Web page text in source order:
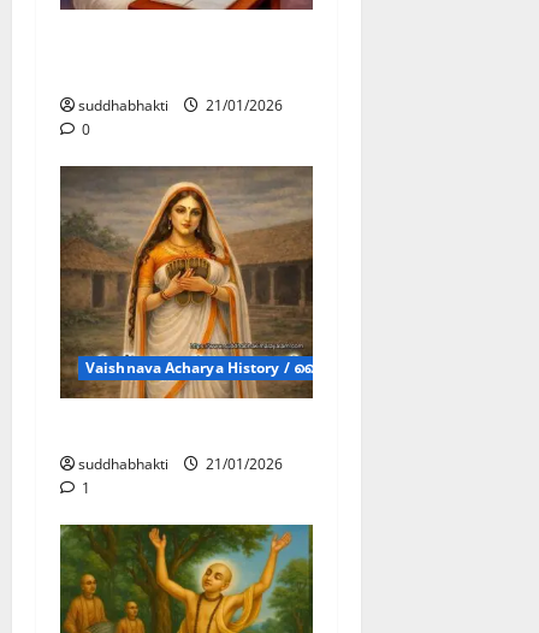
suddhabhakti
21/01/2026
0
Vaishnava Acharya History / വൈഷ്ണവാചാര്യന്മാരുടെ ചരിത്രം
suddhabhakti
21/01/2026
1